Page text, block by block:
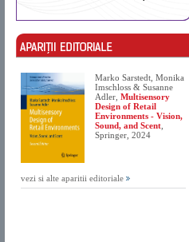
Marko Sarstedt, Monika
Imschloss & Susanne
Adler, Multisensory
Design of Retail
Environments - Vision,
Sound, and Scent
Springer, 2024
vezi si alte aparitii editoriale